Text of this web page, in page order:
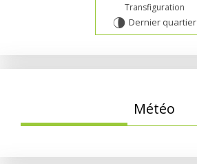
Transfiguration
U Dernier quartier
Météo